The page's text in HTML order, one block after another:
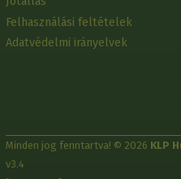
Felhasználási feltételek
Adatvédelmi irányelvek
Minden jog fenntartva! © 2026 KLP
v3.4